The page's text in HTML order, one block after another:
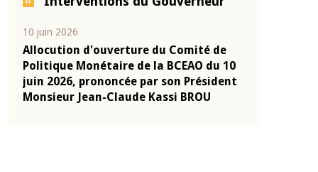
04 mars 2026
Allocution d'ouverture du Comité de
Politique Monétaire de la BCEAO du 4
mars 2026, prononcée par son Président
Monsieur Jean-Claude Kassi BROU